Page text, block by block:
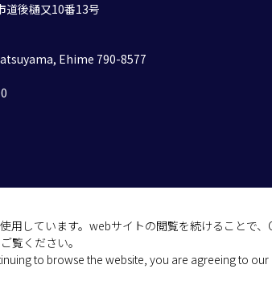
用しています。webサイトの閲覧を続けることで
覧ください。
to browse the website, you are agreeing to our
道後樋又10番13号
Ehime 790-8577